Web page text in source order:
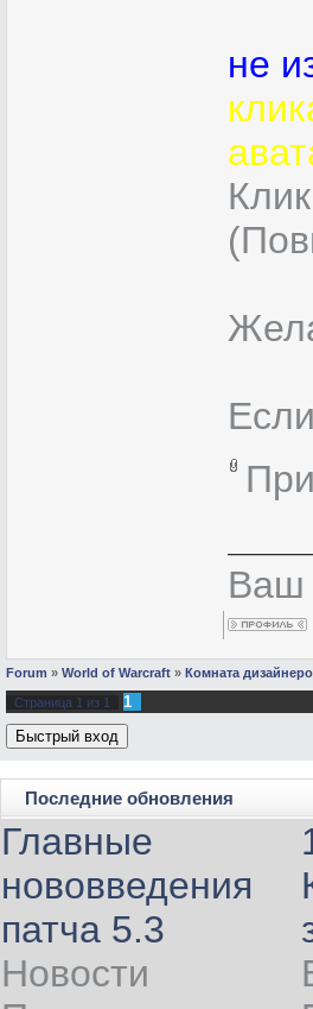
не
Ваш
Forum » World of Warcraft » Комната
Страница 1 из 1 1
Последние обновления
Главные
нововведения
патча 5.3
Новости